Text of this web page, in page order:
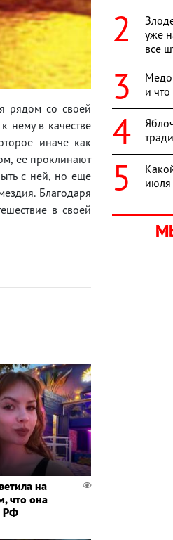
рядом со своей
нему в качестве
иначе как
ее проклинают
с ней, но еще
Благодаря
в своей
на
что она
РФ
уже
все
и что
июля